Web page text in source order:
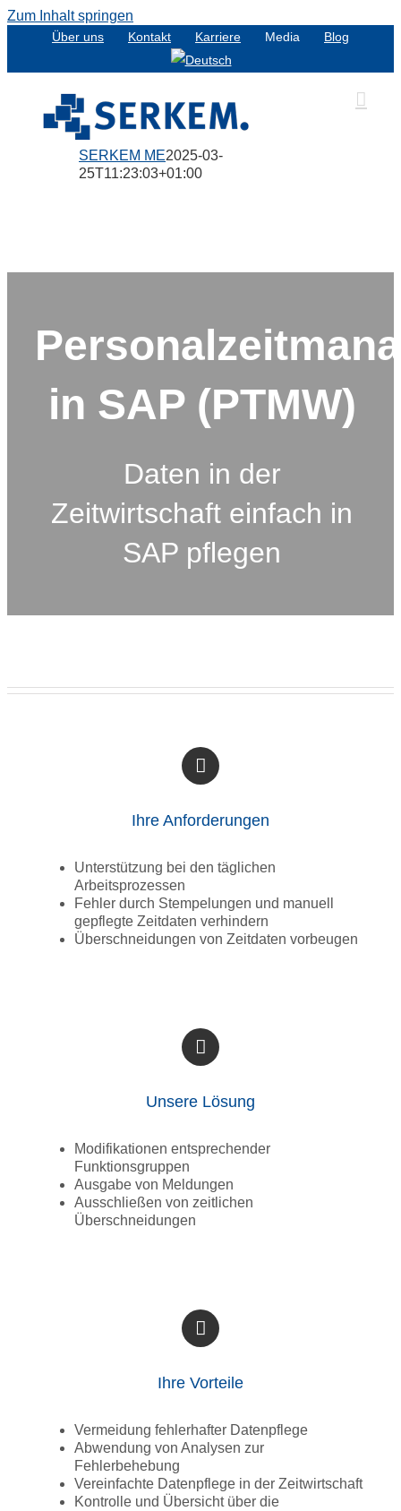
Zum Inhalt springen
Über uns Kontakt Karriere Media Blog
SERKEM ME2025-03-
25T11:23:03+01:00
in SAP (PTMW)
Daten in der
Zeitwirtschaft einfach in
SAP pflegen
Ihre Anforderungen
Unterstützung bei den täglichen
Arbeitsprozessen
Fehler durch Stempelungen und manuell
gepflegte Zeitdaten verhindern
Überschneidungen von Zeitdaten vorbeugen
Unsere Lösung
Modifikationen entsprechender
Funktionsgruppen
Ausgabe von Meldungen
Ausschließen von zeitlichen
Überschneidungen
Ihre Vorteile
Vermeidung fehlerhafter Datenpflege
Abwendung von Analysen zur
Fehlerbehebung
Vereinfachte Datenpflege in der Zeitwirtschaft
Kontrolle und Übersicht über die